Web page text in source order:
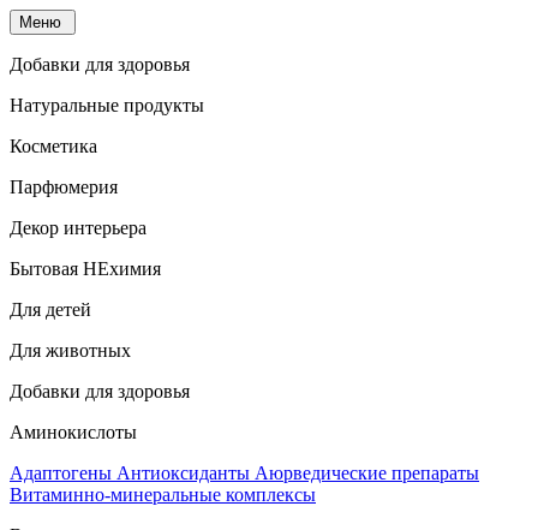
Меню
Добавки для здоровья
Натуральные продукты
Косметика
Парфюмерия
Декор интерьера
Бытовая НЕхимия
Для детей
Для животных
Добавки для здоровья
Аминокислоты
Адаптогены Антиоксиданты Аюрведические препараты
Витаминно-минеральные комплексы